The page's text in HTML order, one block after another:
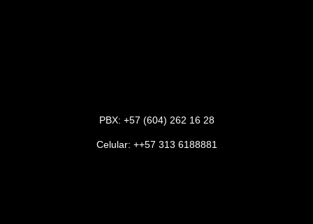
PBX: +57 (604) 262 16 28
Celular: ++57 313 6188881